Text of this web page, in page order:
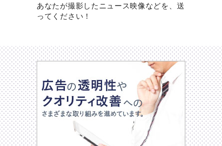
あなたが撮影したニュース映像などを、送
ってください！